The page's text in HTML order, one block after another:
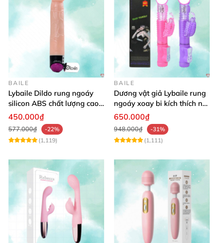
BAILE
Lybaile Dildo rung ngoáy
silicon ABS chất lượng cao
kích thước chuẩn
450.000₫
577.000₫
-22%
(1,119)
BAILE
Dương vật giả Lybaile rung
ngoáy xoay bi kích thích nữ
thủ dâm
650.000₫
948.000₫
-31%
(1,111)